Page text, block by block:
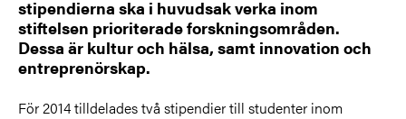
stipendierna ska i huvudsak verka inom
stiftelsen prioriterade forskningsområden.
Dessa är kultur och hälsa, samt innovation och
entreprenörskap.
För 2014 tilldelades två stipendier till studenter inom